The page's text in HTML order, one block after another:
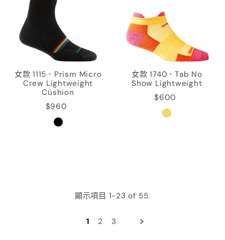
女款 1115．Prism Micro
Crew Lightweight
Cushion
$960
女款 1740．Tab No
Show Lightweight
$600
顯示項目 1-23 of 55.
1 2 3